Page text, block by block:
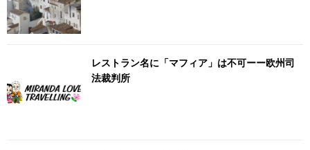
レストラン名に「マフィア」は不可ーー欧州司
法裁判所